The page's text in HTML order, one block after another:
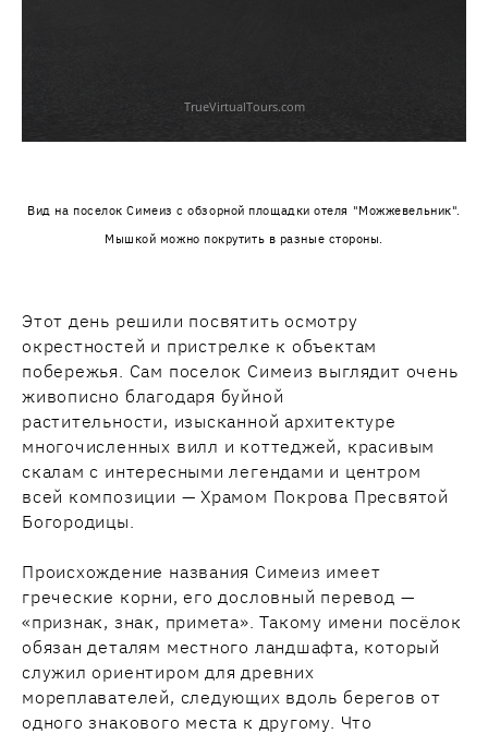
Вид на поселок Симеиз с обзорной площадки отеля "Можжевельник".
Мышкой можно покрутить в разные стороны.
Этот день решили посвятить осмотру
окрестностей и пристрелке к объектам
побережья. Сам поселок Симеиз выглядит очень
живописно благодаря буйной
растительности, изысканной архитектуре
многочисленных вилл и коттеджей, красивым
скалам с интересными легендами и центром
всей композиции — Храмом Покрова Пресвятой
Богородицы.
Происхождение названия Симеиз имеет
греческие корни, его дословный перевод —
«признак, знак, примета». Такому имени посёлок
обязан деталям местного ландшафта, который
служил ориентиром для древних
мореплавателей, следующих вдоль берегов от
одного знакового места к другому. Что